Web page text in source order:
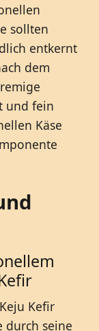
sollten
entkernt
dem
und fein
Käse
Kefir
durch seine